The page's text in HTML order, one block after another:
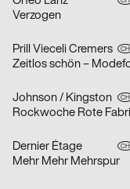
Verzogen
Prill Vieceli Cremers CH
Johnson / Kingston CH
Dernier Étage CH
Mehr Mehr Mehrspur